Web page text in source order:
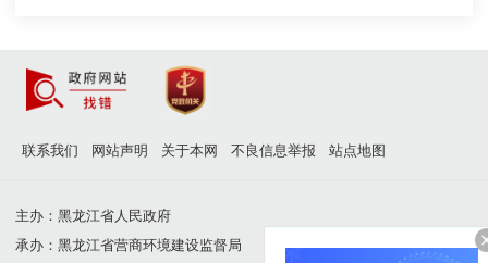
联系我们 网站声明 关于本网 不良信息举报 站点地图
主办：黑龙江省人民政府
承办：黑龙江省营商环境建设监督局